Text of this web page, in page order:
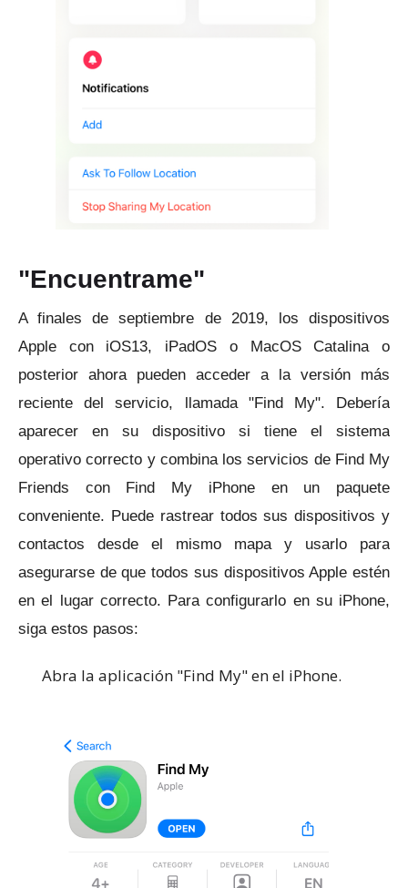
"Encuentrame"
A finales de septiembre de 2019, los dispositivos
Apple con iOS13, iPadOS o MacOS Catalina o
posterior ahora pueden acceder a la versión más
reciente del servicio, llamada "Find My".
Debería
aparecer en su dispositivo si tiene el sistema
operativo correcto y combina los servicios de Find My
Friends con Find My iPhone en un paquete
conveniente. Puede rastrear todos sus dispositivos y
contactos desde el mismo mapa y usarlo para
asegurarse de que todos sus dispositivos Apple estén
en el lugar correcto. Para configurarlo en su iPhone,
siga estos pasos:
Abra la aplicación "Find My" en el iPhone.